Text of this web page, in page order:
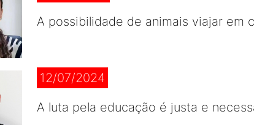
A possibilidade de animais viajar em
12/07/2024
A luta pela educação é justa e